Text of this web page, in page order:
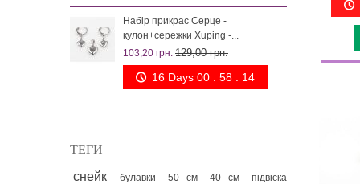
Набір прикрас Серце -
кулон+сережки Xuping -...
103,20 грн. 129,00 грн.
16 Days 00 : 58 : 13
ТЕГИ
снейк булавки 50 см 40 см
підвіска